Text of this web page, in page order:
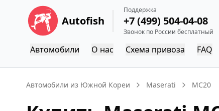
Autofish
Поддержка
+7 (499) 504-04-08
Звонок по России бесплатный
Автомобили О нас Схема привоза FAQ
Автомобили из Южной Кореи Maserati MC20